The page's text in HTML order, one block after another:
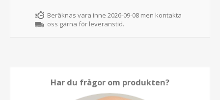
Beräknas vara inne 2026-09-08 men kontakta
oss gärna för leveranstid.
Har du frågor om produkten?